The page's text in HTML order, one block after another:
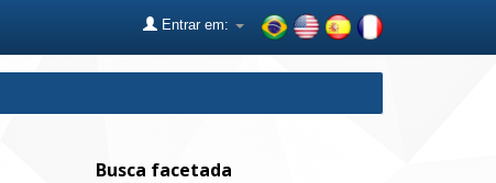
Entrar em:
Busca facetada